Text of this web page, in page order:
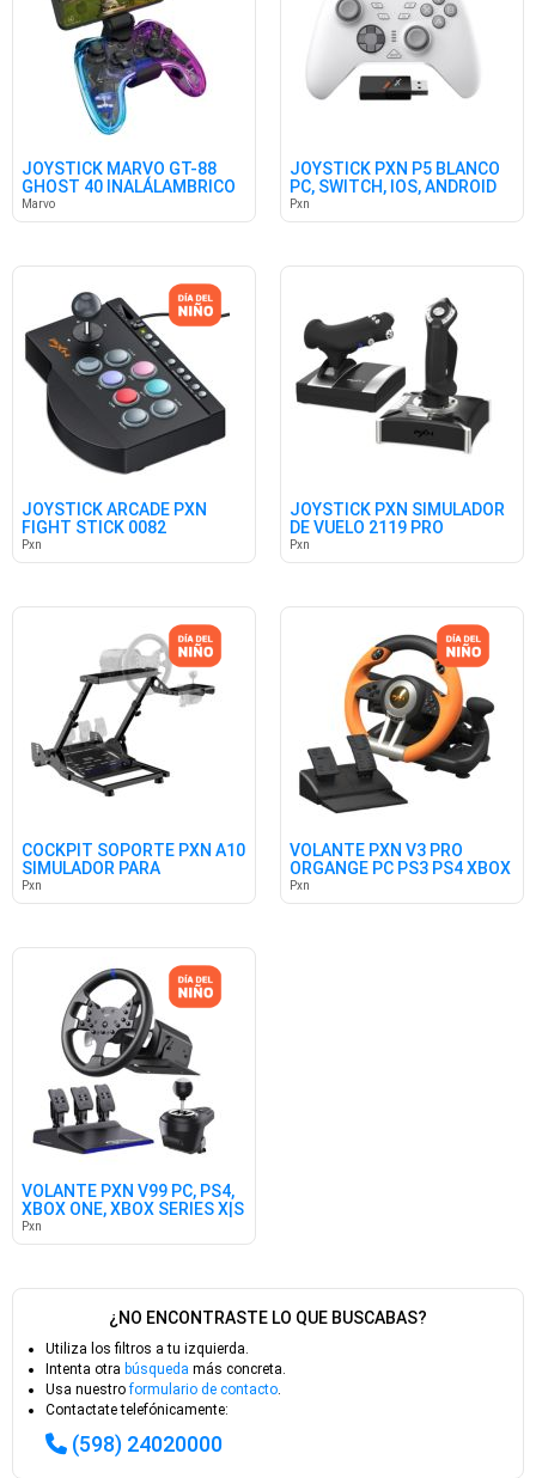
JOYSTICK MARVO GT-88
GHOST 40 INALÁLAMBRICO
Marvo
JOYSTICK PXN P5 BLANCO
PC, SWITCH, IOS, ANDROID
Pxn
JOYSTICK ARCADE PXN
FIGHT STICK 0082
PC,PS4,PS3,XB
Pxn
JOYSTICK PXN SIMULADOR
DE VUELO 2119 PRO
Pxn
COCKPIT SOPORTE PXN A10
SIMULADOR PARA
VOLANTES
Pxn
VOLANTE PXN V3 PRO
ORGANGE PC PS3 PS4 XBOX
SWITCH
Pxn
VOLANTE PXN V99 PC, PS4,
XBOX ONE, XBOX SERIES X|S
Pxn
¿NO ENCONTRASTE LO QUE BUSCABAS?
Utiliza los filtros a tu izquierda.
Intenta otra búsqueda más concreta.
Usa nuestroformulario de contacto.
Contactate telefónicamente:
(598) 24020000